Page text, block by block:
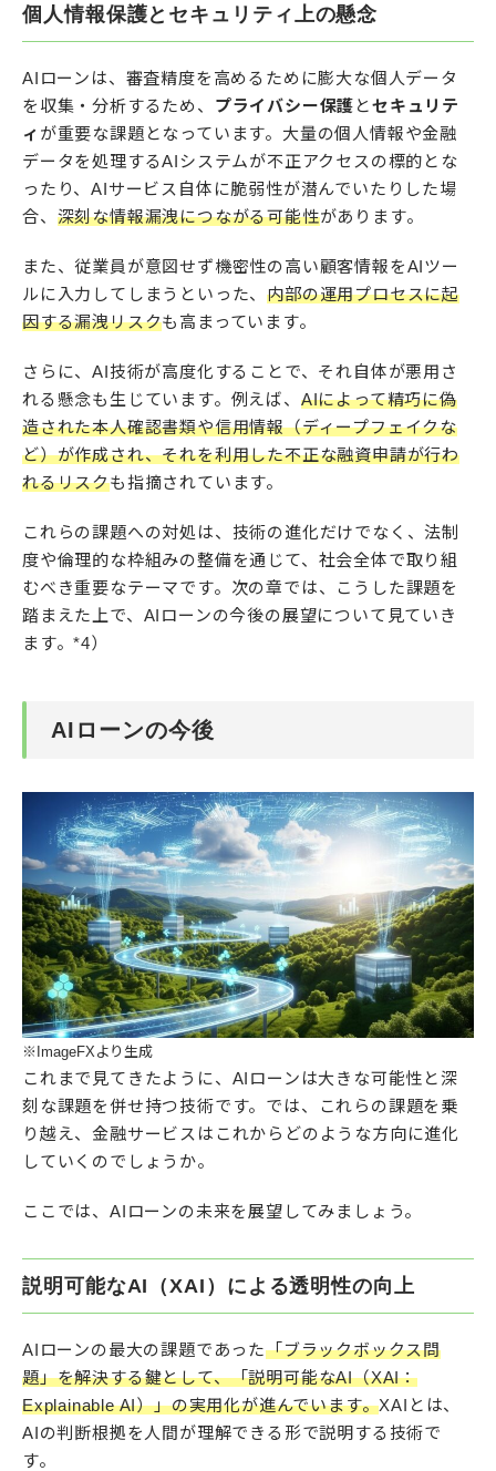
個人情報保護とセキュリティ上の懸念
AIローンは、審査精度を高めるために膨大な個人データ
を収集・分析するため、 プライバシー保護 とセキュリテ
ィ が重要な課題となっています。大量の個人情報や金融
データを処理するAIシステムが不正アクセスの標的とな
ったり、AIサービス自体に脆弱性が潜んでいたりした場
合、 深刻な情報漏洩につながる可能性があります。
また、従業員が意図せず機密性の高い顧客情報をAIツー
ルに入力してしまうといった、内部の運用プロセスに起
因する漏洩リスクも高まっています。
さらに、AI技術が高度化することで、それ自体が悪用さ
れる懸念も生じています。例えば、 AIによって精巧に偽
造された本人確認書類や信用情報（ディープフェイクな
ど）が作成され、それを利用した不正な融資申請が行わ
れるリスクも指摘されています。
これらの課題への対処は、技術の進化だけでなく、法制
度や倫理的な枠組みの整備を通じて、社会全体で取り組
むべき重要なテーマです。次の章では、こうした課題を
踏まえた上で、AIローンの今後の展望について見ていき
ます。*4）
AIローンの今後
※ImageFXより生成
これまで見てきたように、AIローンは大きな可能性と深
刻な課題を併せ持つ技術です。では、これらの課題を乗
り越え、金融サービスはこれからどのような方向に進化
していくのでしょうか。
ここでは、AIローンの未来を展望してみましょう。
説明可能なAI（XAI）による透明性の向上
AIローンの最大の課題であった「ブラックボックス問
題」を解決する鍵として、「説明可能なAI（XAI：
Explainable AI）」の実用化が進んでいます。XAIとは、
AIの判断根拠を人間が理解できる形で説明する技術で
す。